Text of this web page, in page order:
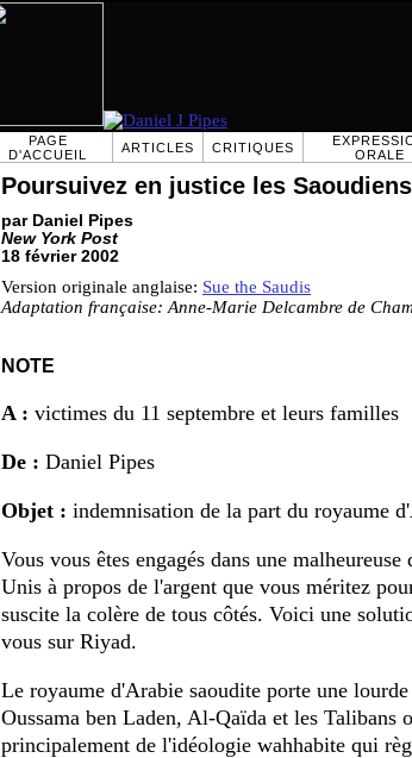
PAGE
D'ACCUEIL
ARTICLES CRITIQUES
ORALE
Poursuivez en justice les Saoudiens
par Daniel Pipes
New York Post
18 février 2002
Version originale anglaise: Sue the Saudis
Adaptation française: Anne-Marie Delcambre de
NOTE
A : victimes du 11 septembre et leurs familles
De : Daniel Pipes
Objet : indemnisation de la part du royaume
Vous vous êtes engagés dans une
Unis à propos de l'argent que vous méritez
suscite la colère de tous côtés. Voici une
vous sur Riyad.
Le royaume d'Arabie saoudite porte une
Oussama ben Laden, Al-Qaïda et les Talibans
principalement de l'idéologie wahhabite qui